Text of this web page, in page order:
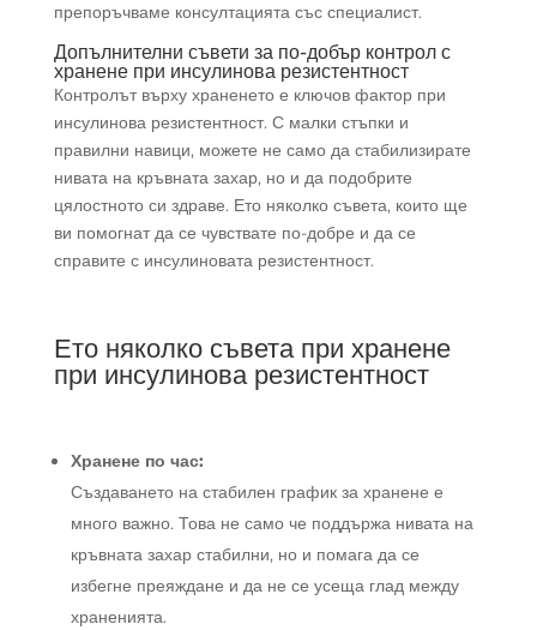
препоръчваме консултацията със специалист.
Допълнителни съвети за по-добър контрол с
хранене при инсулинова резистентност
Контролът върху храненето е ключов фактор при
инсулинова резистентност. С малки стъпки и
правилни навици, можете не само да стабилизирате
нивата на кръвната захар, но и да подобрите
цялостното си здраве. Ето няколко съвета, които ще
ви помогнат да се чувствате по-добре и да се
справите с инсулиновата резистентност.
Ето няколко съвета при хранене
при инсулинова резистентност
Хранене по час:
Създаването на стабилен график за хранене е
много важно. Това не само че поддържа нивата на
кръвната захар стабилни, но и помага да се
избегне преяждане и да не се усеща глад между
храненията.